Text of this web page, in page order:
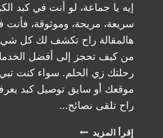
إيه يا جماعة، لو أنت في كبد
سريعة، مريحة، وموثوقة،
هالمقالة راح تكشف لك كل
من كيف تحجز إلى أفضل
رحلتك زي الحلم. سواء كنت
موقعك أو سايق توصيل كبد
راح تلقى نصائح…
إقرأ المزيد تاكسي